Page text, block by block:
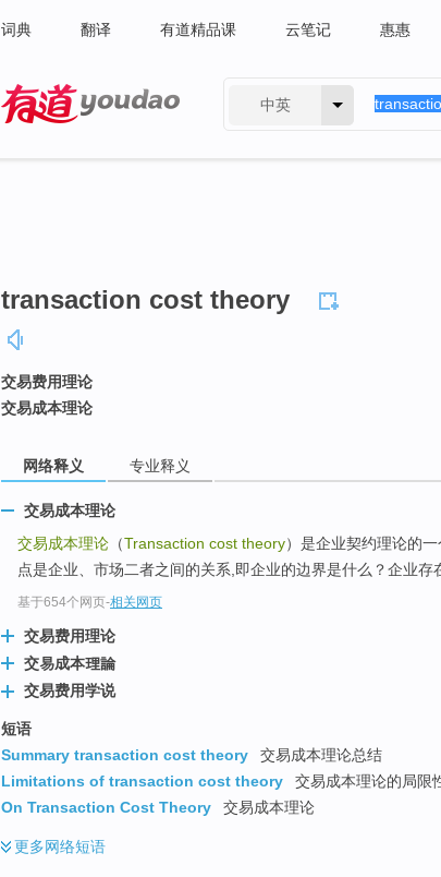
词典 翻译 有道精品课 云笔记 惠惠
中英
transaction cost theory
交易费用理论
交易成本理论
网络释义 专业释义
交易成本理论
交易成本理论 （Transaction cost theory）是企业契约理论的一
点是企业、市场二者之间的关系,即企业的边界是什么？企业存
基于654个网页-相关网页
交易费用理论
交易成本理論
交易费用学说
短语
Summary transaction cost theory
交易成本理论总结
Limitations of transaction cost theory
交易成本理论的局限
On Transaction Cost Theory
交易成本理论
更多网络短语